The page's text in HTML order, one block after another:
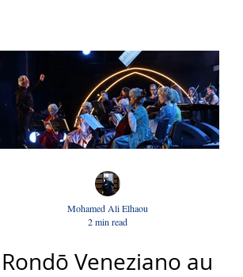
Rondō Veneziano au
Mohamed Ali Elhaou
2 min read